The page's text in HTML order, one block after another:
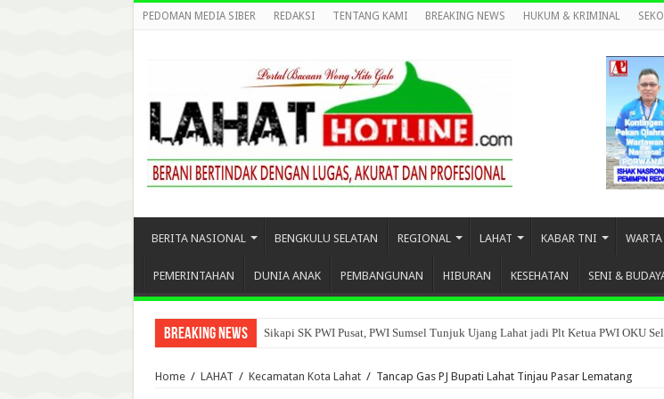
PEDOMAN MEDIA SIBER REDAKSI TENTANG KAMI BREAKING NEWS HUKUM & KRIMINAL
BERITA NASIONAL BENGKULU SELATAN REGIONAL LAHAT KABAR TNI
PEMERINTAHAN DUNIA ANAK PEMBANGUNAN HIBURAN KESEHATAN SENI &
Breaking News Sikapi SK PWI Pusat, PWI Sumsel Tunjuk Ujang Lahat jadi Plt Ketua PWI OKU
Home / LAHAT / Kecamatan Kota Lahat / Tancap Gas PJ Bupati Lahat Tinjau Pasar Lematang